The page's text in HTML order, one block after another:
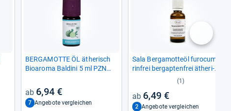
BER­GA­MOTTE ÖL äthe­risch
Bio­aroma Bal­dini 5 ml PZN
6,94 €
7 Angebote vergleichen
Sala Ber­ga­mot­teöl furo­cu­ma­
rin­frei ber­gap­ten­frei äthe­ri­
sches Öl natur­rein (30 ml)
(1)
6,49 €
2 Angebote vergleichen
nächste